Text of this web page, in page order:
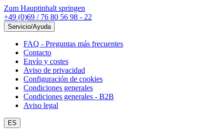
Zum Hauptinhalt springen
+49 (0)69 / 76 80 56 98 - 22
Servicio/Ayuda
FAQ - Preguntas más frecuentes
Contacto
Envío y costes
Aviso de privacidad
Configuración de cookies
Condiciones generales
Condiciones generales - B2B
Aviso legal
ES